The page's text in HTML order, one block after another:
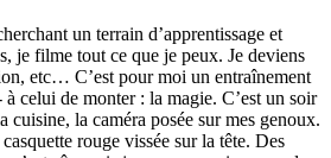
un terrain d’apprentissage et
je filme tout ce que je peux. Je deviens
etc… C’est pour moi un entraînement
celui de monter : la magie. C’est un soir
cuisine, la caméra posée sur mes genoux.
rouge vissée sur la tête. Des